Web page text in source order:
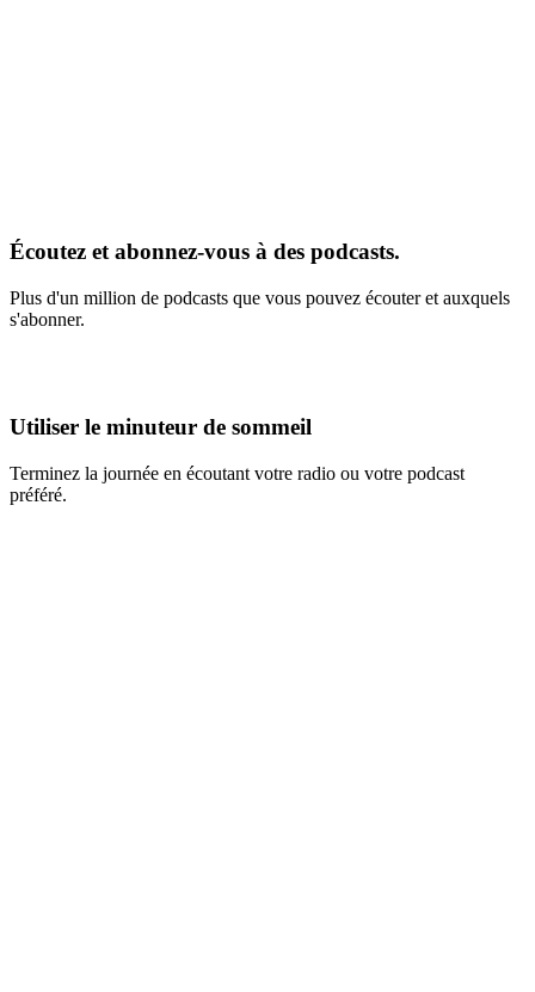
Écoutez et abonnez-vous à des podcasts.
Plus d'un million de podcasts que vous pouvez écouter et auxquels
s'abonner.
Utiliser le minuteur de sommeil
Terminez la journée en écoutant votre radio ou votre podcast
préféré.